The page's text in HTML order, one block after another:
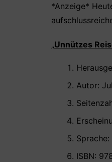
c
e
b
o
k
itt
er
*Anzeige*
„Unnützes
Autor:
ISBN: